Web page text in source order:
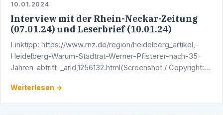
10.01.2024
Interview mit der Rhein-Neckar-Zeitung
(07.01.24) und Leserbrief (10.01.24)
Linktipp: https://www.rnz.de/region/heidelberg_artikel,-
Heidelberg-Warum-Stadtrat-Werner-Pfisterer-nach-35-
Jahren-abtritt-_arid,1256132.html(Screenshot / Copyright:
Weiterlesen →